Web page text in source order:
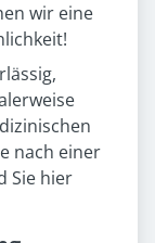
wir eine
nach einer
Sie hier